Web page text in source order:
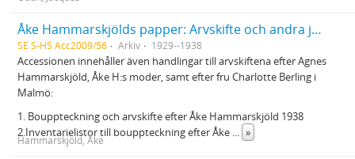
Åke Hammarskjölds papper: Arvskifte och andra juridiska handlingar
SE S-HS Acc2009/56 Arkiv 1929--1938
Accessionen innehåller även handlingar till arvskiftena efter Agnes
Hammarskjöld, Åke H:s moder, samt efter fru Charlotte Berling i
Malmö:
1. Bouppteckning och arvskifte efter Åke Hammarskjöld 1938
2.Inventarielistor till bouppteckning efter Åke ... »
Hammarskjöld, Åke